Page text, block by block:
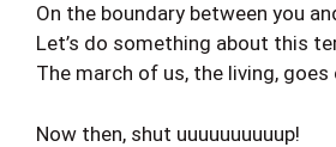
On the boundary between you
Let’s do something about this
The march of us, the living, goes
Now then, shut uuuuuuuuuup!